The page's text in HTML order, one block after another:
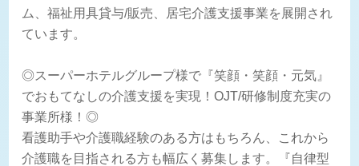
ム、福祉用具貸与/販売、居宅介護支援事業を展開され
ています。
◎スーパーホテルグループ様で『笑顔・笑顔・元気』
でおもてなしの介護支援を実現！OJT/研修制度充実の
事業所様！◎
看護助手や介護職経験のある方はもちろん、これから
介護職を目指される方も幅広く募集します。『自律型